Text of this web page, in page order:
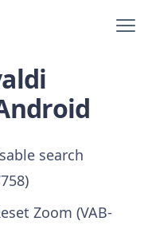
search
Zoom (VAB-